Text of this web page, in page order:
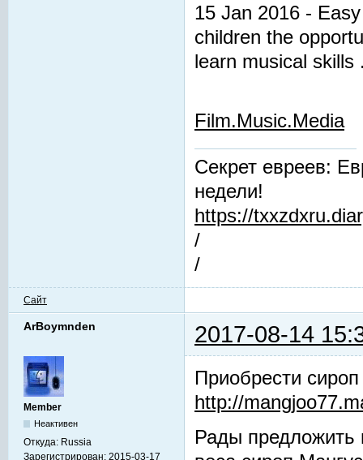
15 Jan 2016 -
children the
learn musical skills
Film.Music.Media
Секрет евреев:
недели!
https://
/
/
Сайт
ArBoymnden 2017-08-14
Member
Неактивен
Откуда: Russia
Зарегистрирован: 2015-03-17
Приобрести
http://
Рады предложить